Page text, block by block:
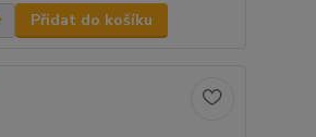
Přidat do košíku